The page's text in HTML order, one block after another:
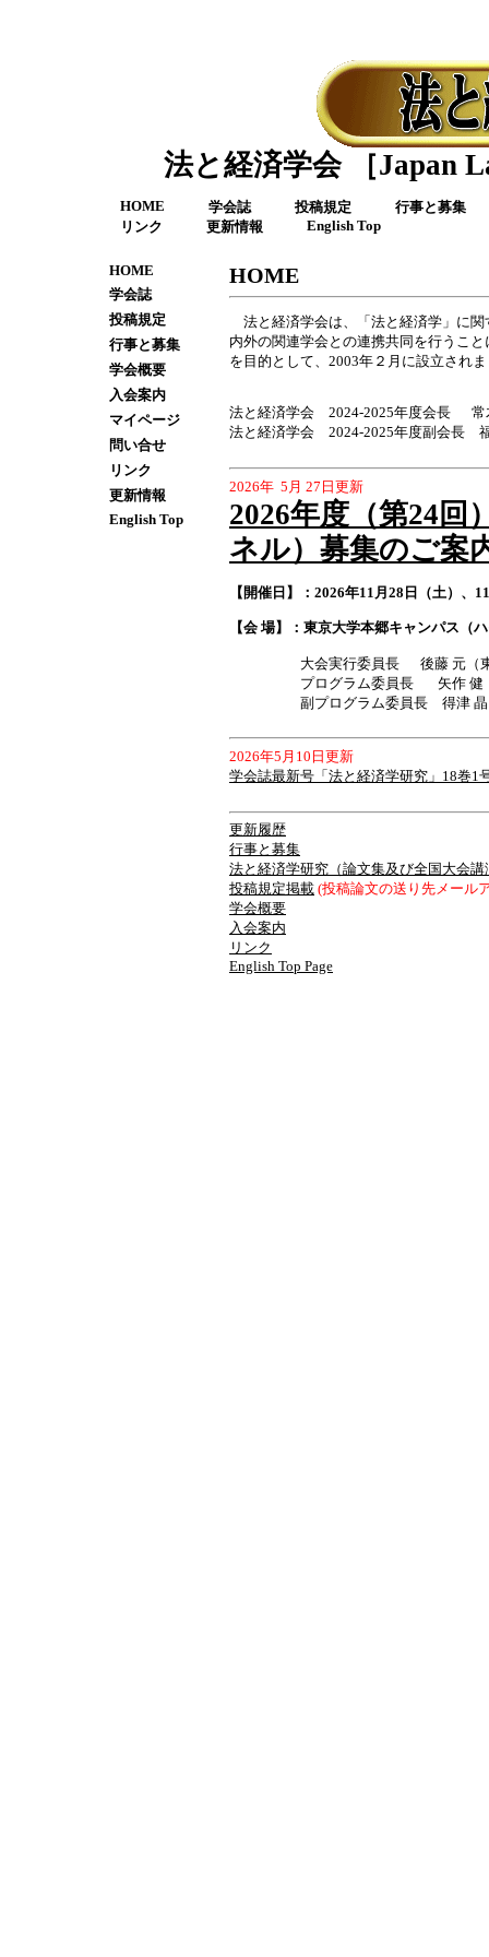
法と経済学会 ［Japan
HOME 学会誌 投稿規定
行事と募集
リンク
更新情報 English Top
HOME
学会誌
投稿規定
行事と募集
学会概要
入会案内
マイページ
問い合せ
リンク
更新情報
English Top
HOME
法と経済学会は、「法と経済学」に関
内外の関連学会との連携共同を行うこ
を目的として、2003年２月に設立され
法と経済学会 2024-2025年度会長 常
法と経済学会 2024-2025年度副会長
2026年 5月 27日更新
2026年度（第24回
ネル）募集のご案
【開催日】：2026年11月28日（土）、
【会 場】：東京大学本郷キャンパス（
大会実行委員長 後藤 元（東京
プログラム委員長 矢作 健（成
副プログラム委員長 得津 晶（一
2026年5月10日更新
学会誌最新号「法と経済学研究」18巻1
更新履歴
行事と募集
法と経済学研究（論文集及び全国大会講
投稿規定掲載 (投稿論文の送り先メール
学会概要
入会案内
リンク
English Top Page